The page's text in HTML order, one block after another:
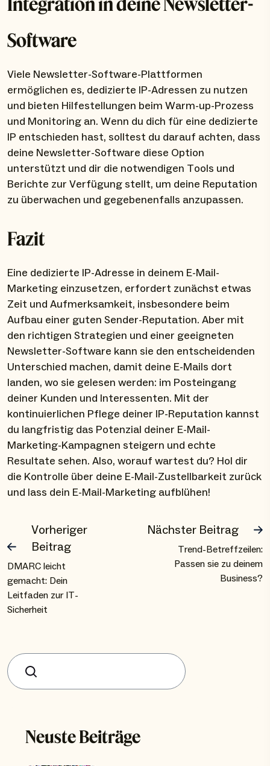
Software
Viele Newsletter-Software-Plattformen
ermöglichen es, dedizierte IP-Adressen zu nutzen
und bieten Hilfestellungen beim Warm-up-Prozess
und Monitoring an. Wenn du dich für eine dedizierte
IP entschieden hast, solltest du darauf achten, dass
deine Newsletter-Software diese Option
unterstützt und dir die notwendigen Tools und
Berichte zur Verfügung stellt, um deine Reputation
zu überwachen und gegebenenfalls anzupassen.
Fazit
Eine dedizierte IP-Adresse in deinem E-Mail-
Marketing einzusetzen, erfordert zunächst etwas
Zeit und Aufmerksamkeit, insbesondere beim
Aufbau einer guten Sender-Reputation. Aber mit
den richtigen Strategien und einer geeigneten
Newsletter-Software kann sie den entscheidenden
Unterschied machen, damit deine E-Mails dort
landen, wo sie gelesen werden: im Posteingang
deiner Kunden und Interessenten. Mit der
kontinuierlichen Pflege deiner IP-Reputation kannst
du langfristig das Potenzial deiner E-Mail-
Marketing-Kampagnen steigern und echte
Resultate sehen. Also, worauf wartest du? Hol dir
die Kontrolle über deine E-Mail-Zustellbarkeit zurück
und lass dein E-Mail-Marketing aufblühen!
Vorheriger
Beitrag
DMARC leicht
gemacht: Dein
Leitfaden zur IT-
Sicherheit
Nächster Beitrag
Trend-Betreffzeilen:
Passen sie zu deinem
Business?
Suchen
Neuste Beiträge